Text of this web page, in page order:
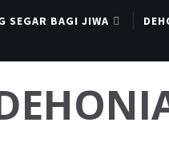
SEGAR BAGI JIWA